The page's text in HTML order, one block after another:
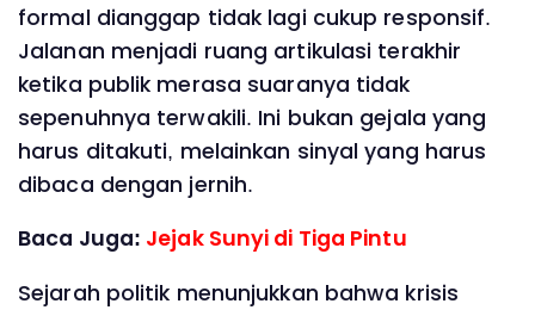
formal dianggap tidak lagi cukup responsif.
Jalanan menjadi ruang artikulasi terakhir
ketika publik merasa suaranya tidak
sepenuhnya terwakili. Ini bukan gejala yang
harus ditakuti, melainkan sinyal yang harus
dibaca dengan jernih.
Baca Juga: Jejak Sunyi di Tiga Pintu
Sejarah politik menunjukkan bahwa krisis